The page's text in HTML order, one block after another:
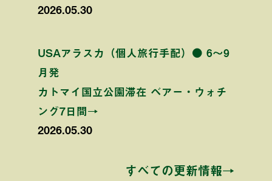
2026.05.30
USAアラスカ（個人旅行手配）● 6〜9
月発
カトマイ国立公園滞在 ベアー・ウォチ
ング7日間→
2026.05.30
すべての更新情報→